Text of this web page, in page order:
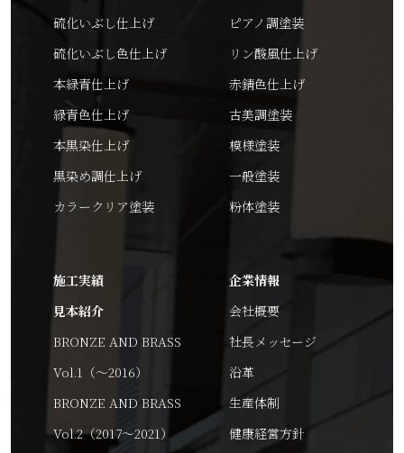
硫化いぶし仕上げ
硫化いぶし色仕上げ
本緑青仕上げ
緑青色仕上げ
本黒染仕上げ
黒染め調仕上げ
カラークリア塗装
ピアノ調塗装
リン酸風仕上げ
赤錆色仕上げ
古美調塗装
模様塗装
一般塗装
粉体塗装
施工実績
見本紹介
BRONZE AND BRASS
Vol.1（～2016）
BRONZE AND BRASS
Vol.2（2017～2021）
企業情報
会社概要
社長メッセージ
沿革
生産体制
健康経営方針